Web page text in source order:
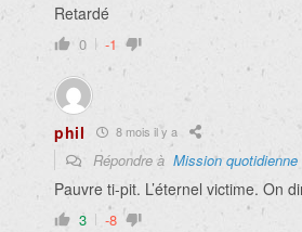
Retardé
0 -1
phil 8 mois il y a
Répondre à Mission
Pauvre ti-pit. L’éternel victime. On
3 -8